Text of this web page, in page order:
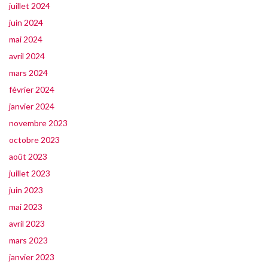
juillet 2024
juin 2024
mai 2024
avril 2024
mars 2024
février 2024
janvier 2024
novembre 2023
octobre 2023
août 2023
juillet 2023
juin 2023
mai 2023
avril 2023
mars 2023
janvier 2023